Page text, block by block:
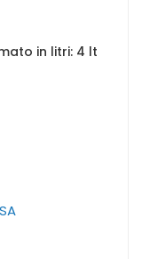
in litri: 4 lt